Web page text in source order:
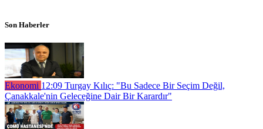
Son Haberler
Ekonomi 12:09 Turgay Kılıç: "Bu Sadece Bir Seçim Değil,
Çanakkale'nin Geleceğine Dair Bir Karardır"